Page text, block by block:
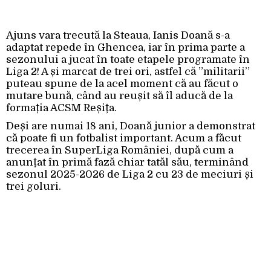
Ajuns vara trecută la Steaua, Ianis Doană s-a
adaptat repede în Ghencea, iar în prima parte a
sezonului a jucat în toate etapele programate în
Liga 2! A și marcat de trei ori, astfel că ”militarii”
puteau spune de la acel moment că au făcut o
mutare bună, când au reușit să îl aducă de la
formația ACSM Reșița.
Deși are numai 18 ani, Doană junior a demonstrat
că poate fi un fotbalist important. Acum a făcut
trecerea în SuperLiga României, după cum a
anunțat în primă fază chiar tatăl său, terminând
sezonul 2025-2026 de Liga 2 cu 23 de meciuri și
trei goluri.